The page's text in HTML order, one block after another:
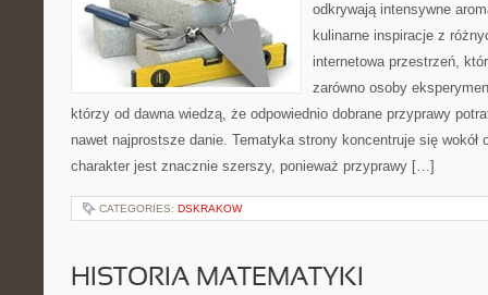
odkrywają intensywne
kulinarne inspiracje z
internetowa przestrzeń,
zarówno osoby
którzy od dawna wiedzą, że odpowiednio dobrane przyprawy
nawet najprostsze danie. Tematyka strony koncentruje się wokół
charakter jest znacznie szerszy, ponieważ przyprawy […]
CATEGORIES: DSKRAKOW
HISTORIA MATEMATYKI